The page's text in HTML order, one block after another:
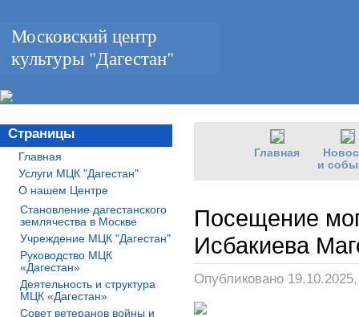
Московский центр
культуры "Дагестан"
Страницы
Главная
Услуги МЦК "Дагестан"
О нашем Центре
Становление дагестанского
землячества в Москве
Учреждение МЦК "Дагестан"
Руководство МЦК
«Дагестан»
Деятельность и структура
МЦК «Дагестан»
Совет ветеранов войны и
Главная
и
Посещение
Исбакиева
Опубликовано